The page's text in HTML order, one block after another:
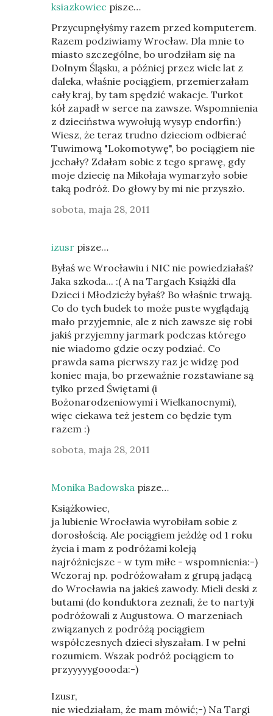
ksiazkowiec pisze…
Przycupnęłyśmy razem przed komputerem.
Razem podziwiamy Wrocław. Dla mnie to
miasto szczególne, bo urodziłam się na
Dolnym Śląsku, a później przez wiele lat z
daleka, właśnie pociągiem, przemierzałam
cały kraj, by tam spędzić wakacje. Turkot
kół zapadł w serce na zawsze. Wspomnienia
z dzieciństwa wywołują wysyp endorfin:)
Wiesz, że teraz trudno dzieciom odbierać
Tuwimową "Lokomotywę", bo pociągiem nie
jechały? Zdałam sobie z tego sprawę, gdy
moje dziecię na Mikołaja wymarzyło sobie
taką podróż. Do głowy by mi nie przyszło.
sobota, maja 28, 2011
izusr pisze…
Byłaś we Wrocławiu i NIC nie powiedziałaś?
Jaka szkoda... :( A na Targach Książki dla
Dzieci i Młodzieży byłaś? Bo właśnie trwają.
Co do tych budek to może puste wyglądają
mało przyjemnie, ale z nich zawsze się robi
jakiś przyjemny jarmark podczas którego
nie wiadomo gdzie oczy podziać. Co
prawda sama pierwszy raz je widzę pod
koniec maja, bo przeważnie rozstawiane są
tylko przed Świętami (i
Bożonarodzeniowymi i Wielkanocnymi),
więc ciekawa też jestem co będzie tym
razem :)
sobota, maja 28, 2011
Monika Badowska pisze…
Książkowiec,
ja lubienie Wrocławia wyrobiłam sobie z
dorosłością. Ale pociągiem jeżdżę od 1 roku
życia i mam z podróżami koleją
najróżniejsze - w tym miłe - wspomnienia:-)
Wczoraj np. podróżowałam z grupą jadącą
do Wrocławia na jakieś zawody. Mieli deski z
butami (do konduktora zeznali, że to narty)i
podróżowali z Augustowa. O marzeniach
związanych z podróżą pociągiem
współczesnych dzieci słyszałam. I w pełni
rozumiem. Wszak podróż pociągiem to
przyyyyygoooda:-)
Izusr,
nie wiedziałam, że mam mówić;-) Na Targi